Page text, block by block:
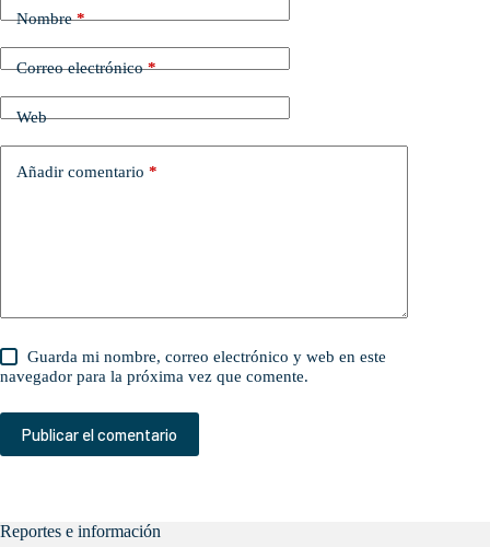
Nombre*
Correo electrónico*
Web
Añadir comentario *
Guarda mi nombre, correo electrónico y web en este
navegador para la próxima vez que comente.
Publicar el comentario
Reportes e información